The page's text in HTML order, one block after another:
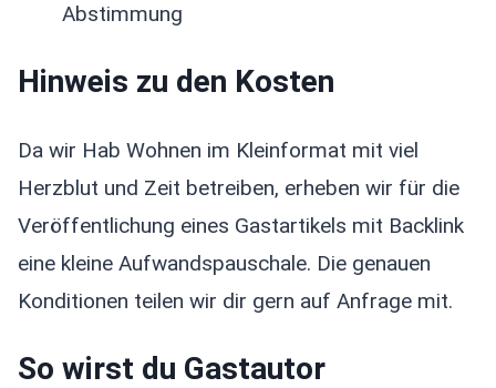
Abstimmung
Hinweis zu den Kosten
Da wir Hab Wohnen im Kleinformat mit viel
Herzblut und Zeit betreiben, erheben wir für die
Veröffentlichung eines Gastartikels mit Backlink
eine kleine Aufwandspauschale. Die genauen
Konditionen teilen wir dir gern auf Anfrage mit.
So wirst du Gastautor